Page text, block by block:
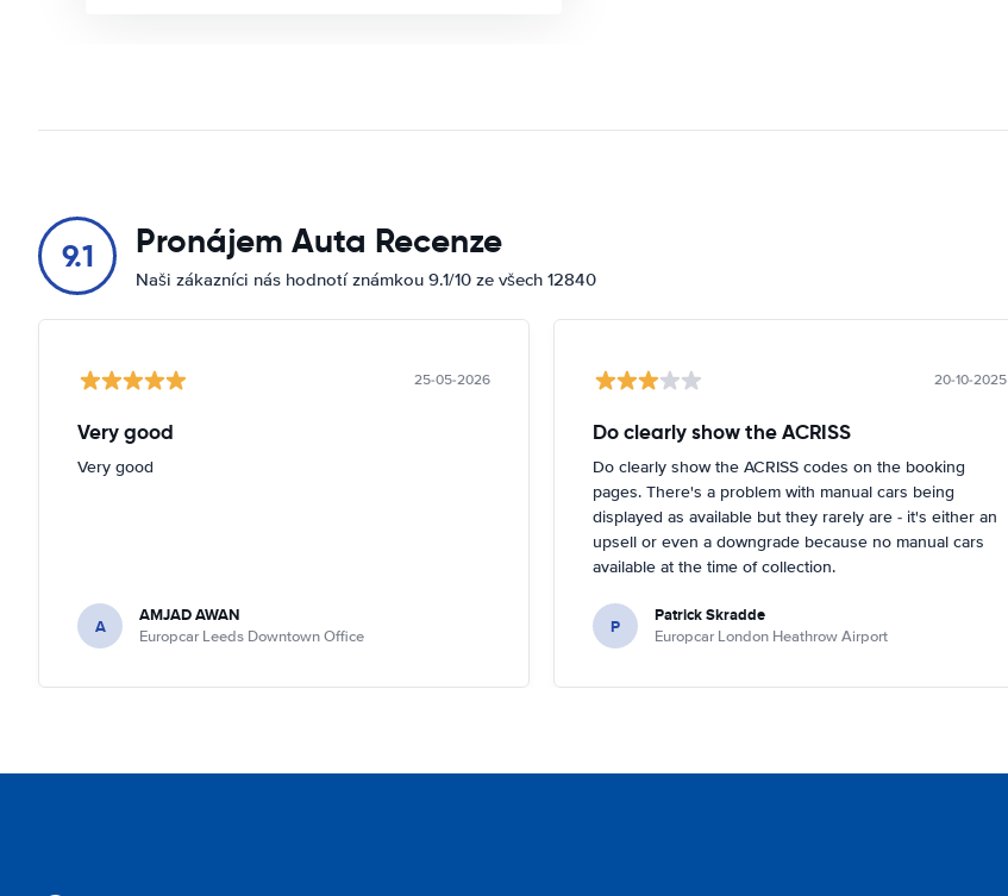
9.1 Pronájem Auta Recenze
Naši zákazníci nás hodnotí známkou 9.1/10 ze všech 12840
25-05-2026
Very good
Very good
A AMJAD AWAN
Europcar Leeds Downtown Office
20-10-2025
Do clearly show the ACRISS
Do clearly show the ACRISS codes on the booking
pages. There's a problem with manual cars being
displayed as available but they rarely are - it's either an
upsell or even a downgrade because no manual cars
available at the time of collection.
P Patrick Skradde
Europcar London Heathrow Airport